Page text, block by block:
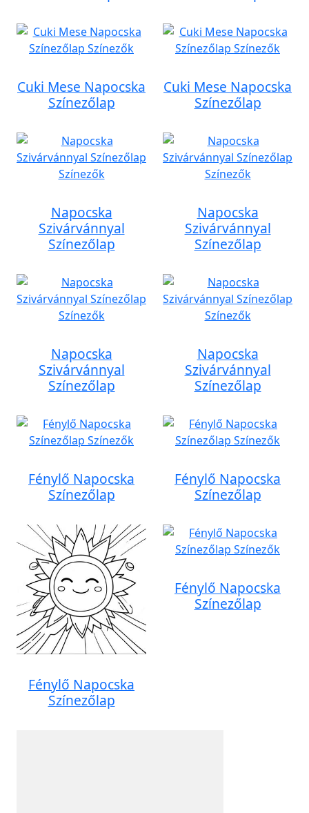
Cuki Mese Napocska
Színezőlap
Cuki Mese Napocska
Színezőlap
Napocska
Szivárvánnyal
Színezőlap
Napocska
Szivárvánnyal
Színezőlap
Napocska
Szivárvánnyal
Színezőlap
Napocska
Szivárvánnyal
Színezőlap
Fénylő Napocska
Színezőlap
Fénylő Napocska
Színezőlap
Fénylő Napocska
Színezőlap
Fénylő Napocska
Színezőlap